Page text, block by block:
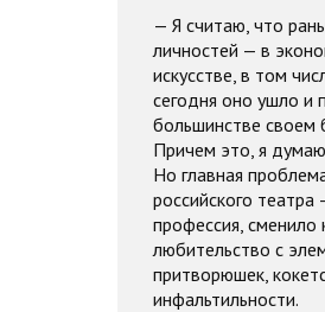
— Я считаю, что
личностей — в
искусстве, в том
сегодня оно ушло и
большинстве своем
Причем это, я
Но главная
российского театра
профессия, сменило
любительство с
притворюшек,
инфальтильности.